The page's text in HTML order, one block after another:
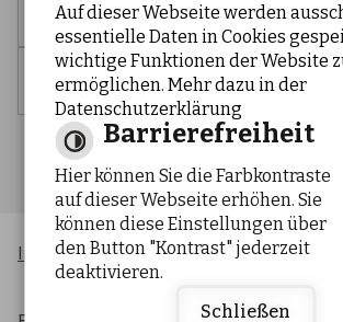
Leichte Sprache
Gebärdensprache
Inhaltsverzeichnis | Impressum
Auf dieser Webseite werden
essentielle Daten in Cookies
wichtige Funktionen der Website
ermöglichen. Mehr dazu in der
Datenschutzerklärung
Barrierefreiheit
Hier können Sie die Farbkontraste
auf dieser Webseite erhöhen. Sie
können diese Einstellungen über
den Button "Kontrast" jederzeit
deaktivieren.
Schließen